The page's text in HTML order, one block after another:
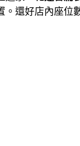
還好店內座